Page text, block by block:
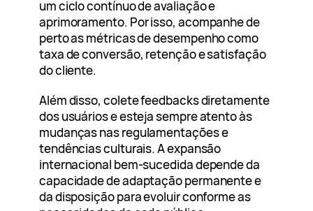
um ciclo contínuo de avaliação e
aprimoramento. Por isso, acompanhe de
perto as métricas de desempenho como
taxa de conversão, retenção e satisfação
do cliente.
Além disso, colete feedbacks diretamente
dos usuários e esteja sempre atento às
mudanças nas regulamentações e
tendências culturais. A expansão
internacional bem-sucedida depende da
capacidade de adaptação permanente e
da disposição para evoluir conforme as